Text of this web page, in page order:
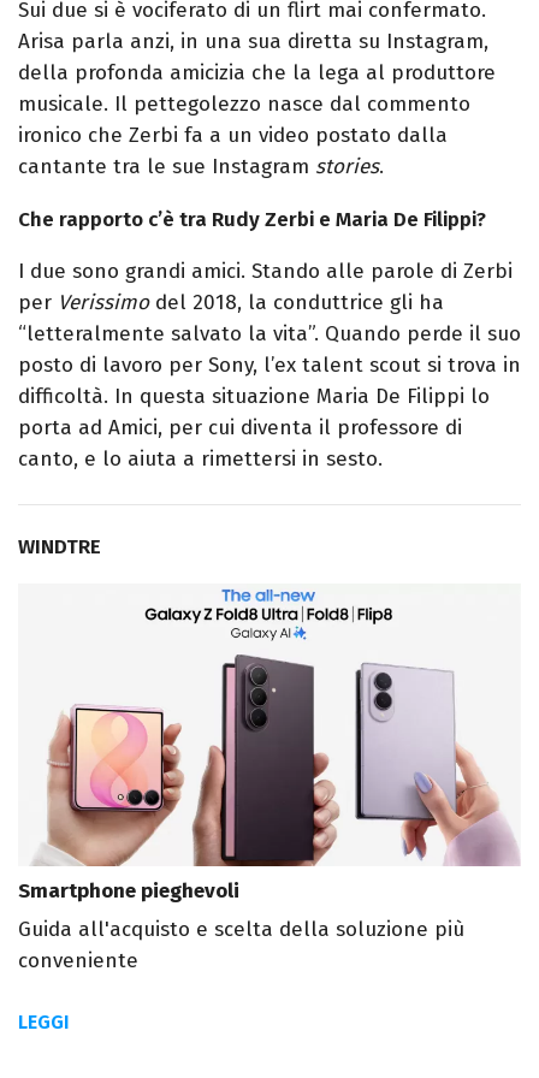
Sui due si è vociferato di un flirt mai confermato.
Arisa parla anzi, in una sua diretta su Instagram,
della profonda amicizia che la lega al produttore
musicale. Il pettegolezzo nasce dal commento
ironico che Zerbi fa a un video postato dalla
cantante tra le sue Instagram stories.
Che rapporto c’è tra Rudy Zerbi e Maria De Filippi?
I due sono grandi amici. Stando alle parole di Zerbi
per Verissimo del 2018, la conduttrice gli ha
“letteralmente salvato la vita”. Quando perde il suo
posto di lavoro per Sony, l’ex talent scout si trova in
difficoltà. In questa situazione Maria De Filippi lo
porta ad Amici, per cui diventa il professore di
canto, e lo aiuta a rimettersi in sesto.
WINDTRE
Smartphone pieghevoli
Guida all'acquisto e scelta della soluzione più
conveniente
LEGGI